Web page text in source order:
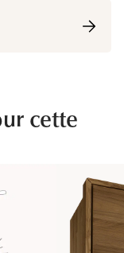
cette